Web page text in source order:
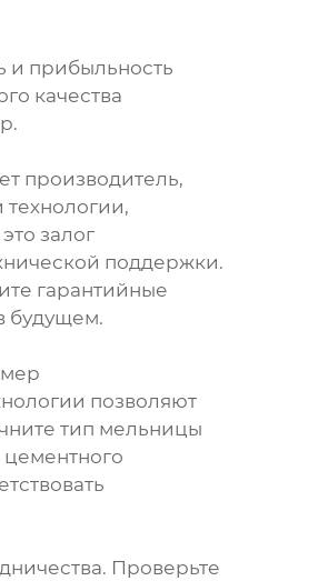
и прибыльность
качества
производитель,
залог
поддержки.
гарантийные
будущем.
позволяют
тип мельницы
Проверьте